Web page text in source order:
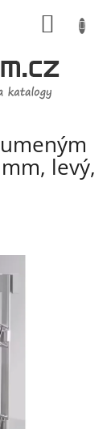
levý,